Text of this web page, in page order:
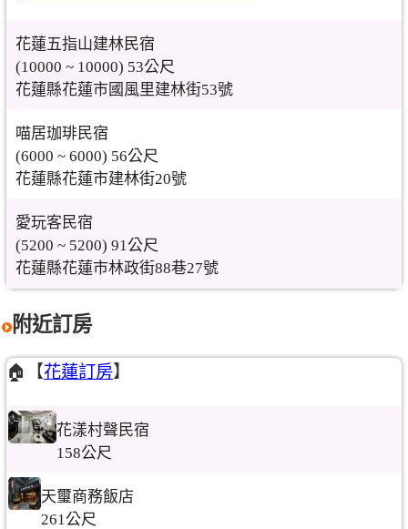
花蓮五指山建林民宿
(10000 ~ 10000) 53公尺
花蓮縣花蓮市國風里建林街53號
喵居珈琲民宿
(6000 ~ 6000) 56公尺
花蓮縣花蓮市建林街20號
愛玩客民宿
(5200 ~ 5200) 91公尺
花蓮縣花蓮市林政街88巷27號
附近訂房
🏠【花蓮訂房】
花漾村聲民宿
158公尺
天璽商務飯店
261公尺